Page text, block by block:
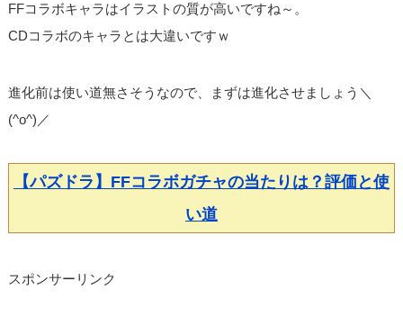
FFコラボキャラはイラストの質が高いですね～。
CDコラボのキャラとは大違いですｗ
進化前は使い道無さそうなので、まずは進化させましょう＼
(^o^)／
【パズドラ】FFコラボガチャの当たりは？評価と使
い道
スポンサーリンク